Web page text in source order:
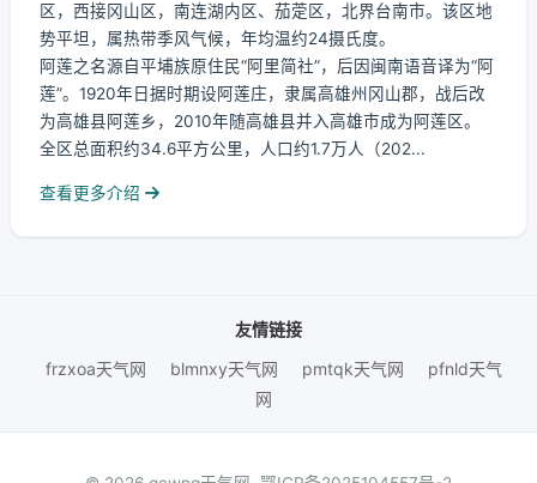
区，西接冈山区，南连湖内区、茄萣区，北界台南市。该区地
势平坦，属热带季风气候，年均温约24摄氏度。
阿莲之名源自平埔族原住民“阿里简社”，后因闽南语音译为“阿
莲”。1920年日据时期设阿莲庄，隶属高雄州冈山郡，战后改
为高雄县阿莲乡，2010年随高雄县并入高雄市成为阿莲区。
全区总面积约34.6平方公里，人口约1.7万人（202...
查看更多介绍
友情链接
frzxoa天气网
blmnxy天气网 pmtqk天气网
pfnld天气
网